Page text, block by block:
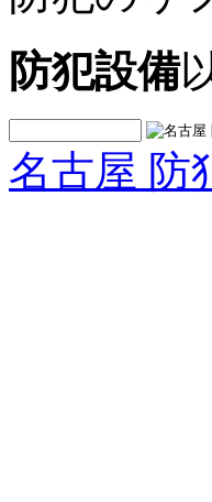
防犯設備
名古屋 防